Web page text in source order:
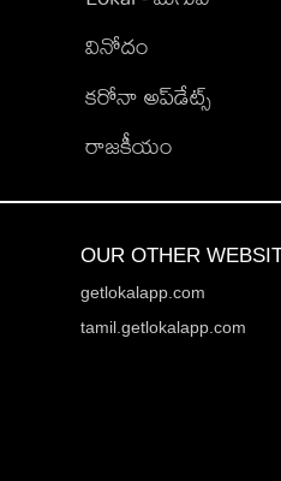
వినోదం
కరోనా అప్‌డేట్స్
రాజకీయం
OUR OTHER
getlokalapp.com
tamil.getlokalapp.com